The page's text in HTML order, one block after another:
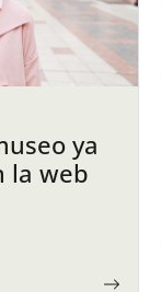
ya
la web